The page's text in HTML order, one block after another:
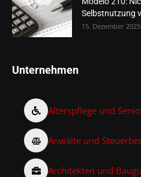
Selbstnutzung
15. Dezember 2025
Unternehmen
Alterspflege und
Anwälte und
Architekten und